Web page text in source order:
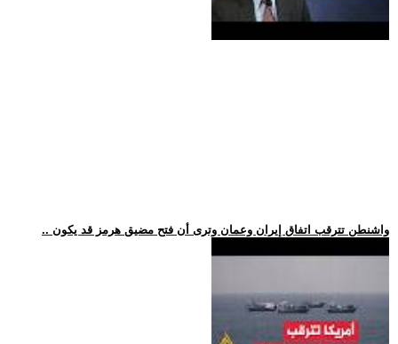
.. واشنطن تترقب اتفاق إيران وعمان وترى أن فتح مضيق هرمز قد يكون